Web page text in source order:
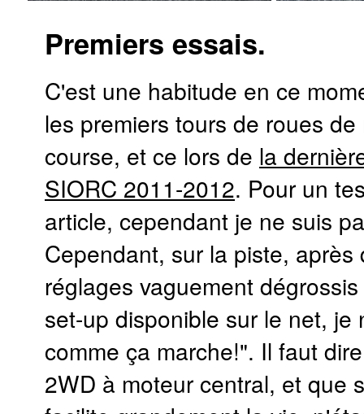
Premiers essais.
C'est une habitude en ce
les premiers tours de roues
course, et ce lors de la
SIORC 2011-2012. Pour un
article, cependant je ne suis
Cependant, sur la piste,
réglages vaguement
set-up disponible sur le net,
comme ça marche!". Il faut
2WD à moteur central, et que